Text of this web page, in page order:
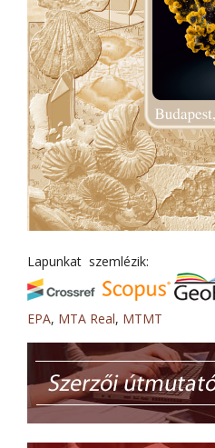
Lapunkat szemlézik:
EPA, MTA Real, MTMT